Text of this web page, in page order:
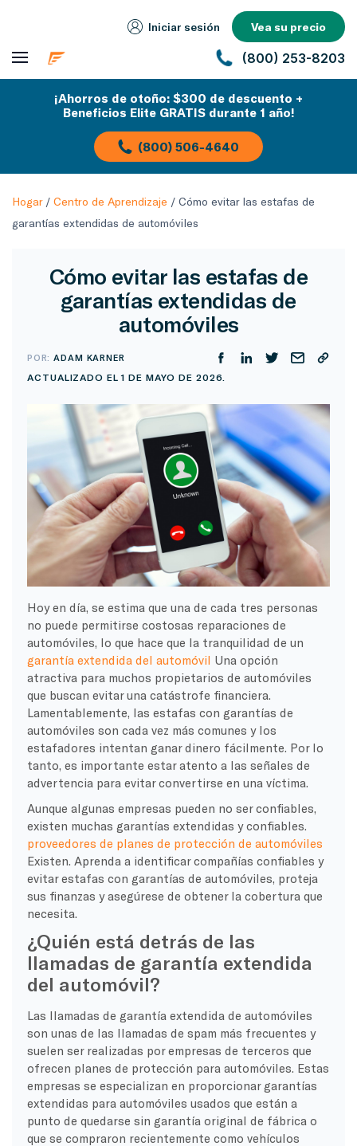
Iniciar sesión Vea su precio
(800) 253-8203
¡Ahorros de otoño: $300 de descuento +
Beneficios Elite GRATIS durante 1 año!
(800) 506-4640
Hogar/ Centro de Aprendizaje / Cómo evitar las estafas de
garantías extendidas de automóviles
Cómo evitar las estafas de
garantías extendidas de
automóviles
POR:ADAM KARNER
ACTUALIZADO EL 1 DE MAYO DE 2026.
Hoy en día, se estima que una de cada tres personas
no puede permitirse costosas reparaciones de
automóviles, lo que hace que la tranquilidad de un
garantía extendida del automóvil Una opción
atractiva para muchos propietarios de automóviles
que buscan evitar una catástrofe financiera.
Lamentablemente, las estafas con garantías de
automóviles son cada vez más comunes y los
estafadores intentan ganar dinero fácilmente. Por lo
tanto, es importante estar atento a las señales de
advertencia para evitar convertirse en una víctima.
Aunque algunas empresas pueden no ser confiables,
existen muchas garantías extendidas y confiables.
proveedores de planes de protección de automóviles
Existen. Aprenda a identificar compañías confiables y
evitar estafas con garantías de automóviles, proteja
sus finanzas y asegúrese de obtener la cobertura que
necesita.
¿Quién está detrás de las
llamadas de garantía extendida
del automóvil?
Las llamadas de garantía extendida de automóviles
son unas de las llamadas de spam más frecuentes y
suelen ser realizadas por empresas de terceros que
ofrecen planes de protección para automóviles. Estas
empresas se especializan en proporcionar garantías
extendidas para automóviles usados que están a
punto de quedarse sin garantía original de fábrica o
que se compraron recientemente como vehículos